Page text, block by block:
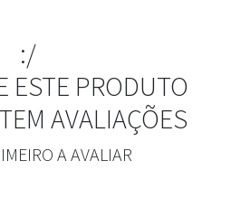
:/
ESTE PRODUTO
AVALIAÇÕES
A AVALIAR